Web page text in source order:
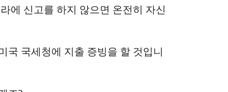
에 신고를 하지 않으면 온전히 자신
국 국세청에 지출 증빙을 할 것입니